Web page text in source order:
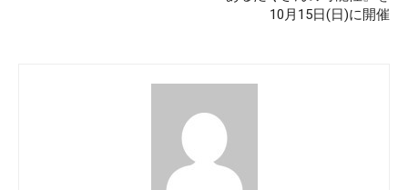
10月15日(日)に開催